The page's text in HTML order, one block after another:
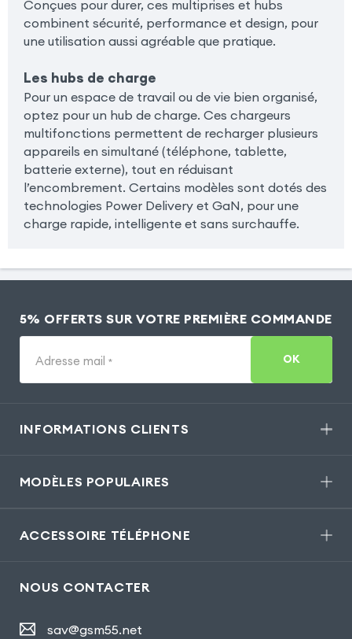
Conçues pour durer, ces multiprises et hubs
combinent sécurité, performance et design, pour
une utilisation aussi agréable que pratique.
Les hubs de charge
Pour un espace de travail ou de vie bien organisé,
optez pour un hub de charge. Ces chargeurs
multifonctions permettent de recharger plusieurs
appareils en simultané (téléphone, tablette,
batterie externe), tout en réduisant
l’encombrement. Certains modèles sont dotés des
technologies Power Delivery et GaN, pour une
charge rapide, intelligente et sans surchauffe.
5% OFFERTS SUR VOTRE PREMIÈRE COMMANDE
Adresse mail * OK
INFORMATIONS CLIENTS
MODÈLES POPULAIRES
ACCESSOIRE TÉLÉPHONE
NOUS CONTACTER
sav@gsm55.net